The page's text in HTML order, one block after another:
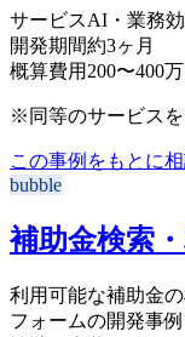
サービスAI・業務
開発期間約3ヶ月
概算費用 200〜400
※同等のサービス
この事例をもとに
bubble
補助金検索
利用可能な補助金
フォームの開発事